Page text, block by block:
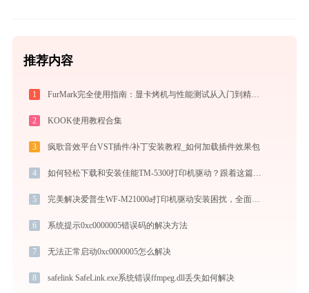
推荐内容
1 FurMark完全使用指南：显卡烤机与性能测试从入门到精通（2026最新）
2 KOOK使用教程合集
3 疯歌音效平台VST插件/补丁安装教程_如何加载插件效果包
4 如何轻松下载和安装佳能TM-5300打印机驱动？跟着这篇指南走
5 完美解决爱普生WF-M21000a打印机驱动安装困扰，全面下载安装教程
6 系统提示0xc0000005错误码的解决方法
7 无法正常启动0xc0000005怎么解决
8 safelink SafeLink.exe系统错误ffmpeg.dll丢失如何解决